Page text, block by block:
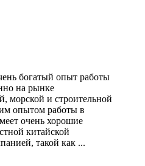
богатый опыт работы
на рынке
морской и строительной
опытом работы в
очень хорошие
китайской
такой как ...